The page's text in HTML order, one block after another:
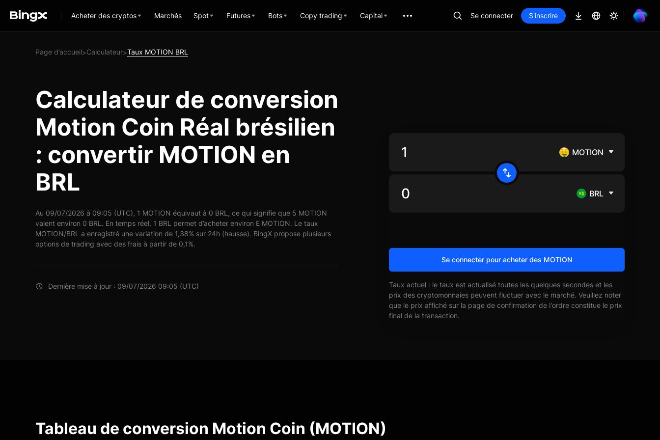
Acheter des cryptos Marchés Spot Futures Bots Copy trading Capital Se connecter S'inscrire
Page d’accueil>Calculateur>Taux MOTION BRL
Calculateur de conversion
Motion Coin Réal brésilien
: convertir MOTION en
BRL
Au 09/07/2026 à 09:05 (UTC), 1 MOTION équivaut à 0 BRL, ce qui signifie que 5 MOTION
valent environ 0 BRL. En temps réel, 1 BRL permet d’acheter environ E MOTION. Le taux
MOTION/BRL a enregistré une variation de 1,38% sur 24h (hausse). BingX propose plusieurs
options de trading avec des frais à partir de 0,1%.
Dernière mise à jour : 09/07/2026 09:05 (UTC)
MOTION
BRL
Se connecter pour acheter des MOTION
Taux actuel : le taux est actualisé toutes les quelques secondes et les
prix des cryptomonnaies peuvent fluctuer avec le marché. Veuillez noter
que le prix affiché sur la page de confirmation de l'ordre constitue le prix
final de la transaction.
Tableau de conversion Motion Coin (MOTION)